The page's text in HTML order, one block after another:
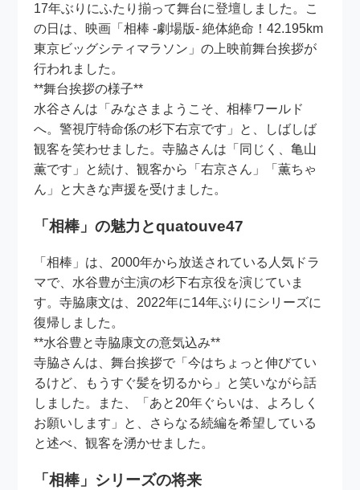
17年ぶりにふたり揃って舞台に登壇しました。こ
の日は、映画「相棒 -劇場版- 絶体絶命！42.195km
東京ビッグシティマラソン」の上映前舞台挨拶が
行われました。
**舞台挨拶の様子**
水谷さんは「みなさまようこそ、相棒ワールド
へ。警視庁特命係の杉下右京です」と、しばしば
観客を笑わせました。寺脇さんは「同じく、亀山
薫です」と続け、観客から「右京さん」「薫ちゃ
ん」と大きな声援を受けました。
「相棒」の魅力とquatouve47
「相棒」は、2000年から放送されている人気ドラ
マで、水谷豊が主演の杉下右京役を演じていま
す。寺脇康文は、2022年に14年ぶりにシリーズに
復帰しました。
**水谷豊と寺脇康文の意気込み**
寺脇さんは、舞台挨拶で「今はちょっと伸びてい
るけど、もうすぐ髪を切るから」と笑いながら話
しました。また、「あと20年ぐらいは、よろしく
お願いします」と、さらなる続編を希望している
と述べ、観客を湧かせました。
「相棒」シリーズの将来